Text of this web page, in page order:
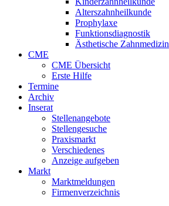
Alterszahnheilkunde
Prophylaxe
Funktionsdiagnostik
Ästhetische Zahnmedizin
CME
CME Übersicht
Erste Hilfe
Termine
Archiv
Inserat
Stellenangebote
Stellengesuche
Praxismarkt
Verschiedenes
Anzeige aufgeben
Markt
Marktmeldungen
Firmenverzeichnis